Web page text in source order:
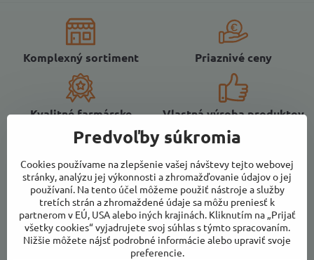
Komplexný sortiment Priaznivé ceny
Kvalitné farmárske
Vlastná výroba produktov
z ovocia
Newsletter
Odoberať naše novinky:
Predvoľby súkromia
Cookies používame na zlepšenie vašej návštevy tejto webovej
stránky, analýzu jej výkonnosti a zhromažďovanie údajov o jej
používaní. Na tento účel môžeme použiť nástroje a služby
tretích strán a zhromaždené údaje sa môžu preniesť k
partnerom v EÚ, USA alebo iných krajinách. Kliknutím na „Prijať
všetky cookies“ vyjadrujete svoj súhlas s týmto spracovaním.
Nižšie môžete nájsť podrobné informácie alebo upraviť svoje
preferencie.